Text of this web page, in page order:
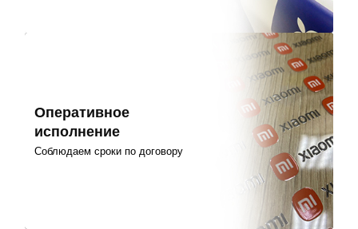
Оперативное
исполнение
Соблюдаем сроки по договору